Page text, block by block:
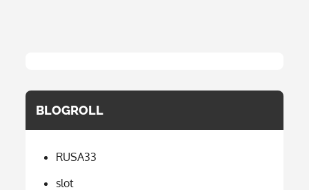
BLOGROLL
RUSA33
slot